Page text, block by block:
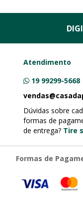
Atendimento
19 99299-5668
Dúvidas sobre
formas de
de entrega? Tire
Formas de